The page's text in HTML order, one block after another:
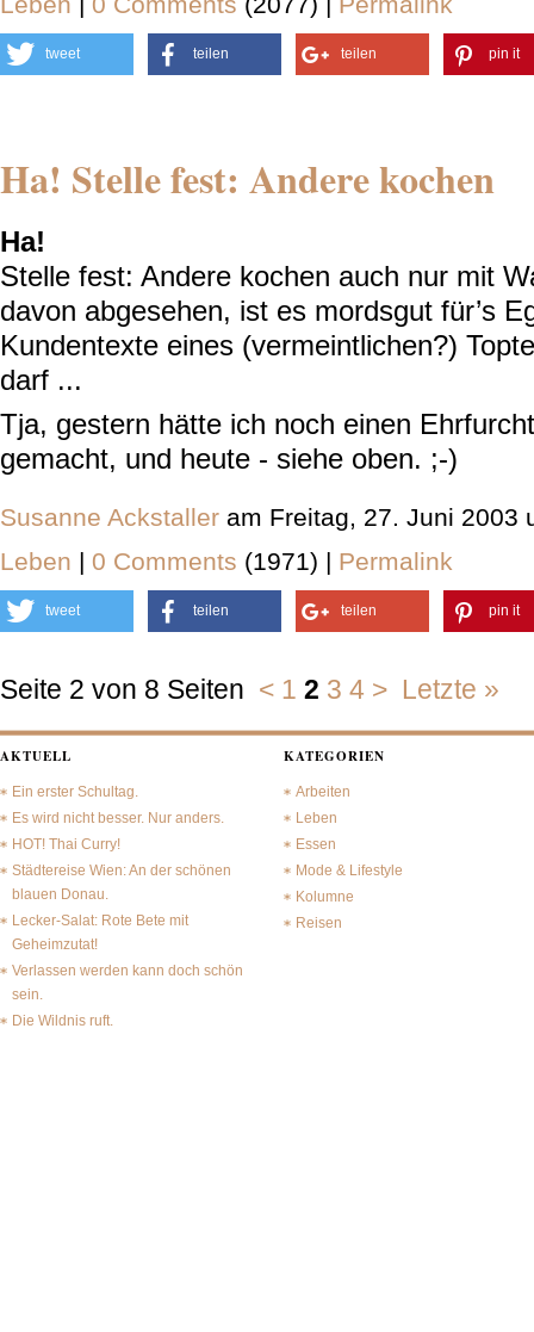
tweet teilen teilen pin it
Ha! Stelle fest: Andere kochen
Ha!
Stelle fest: Andere kochen auch nur mit
davon abgesehen, ist es mordsgut für’s
Kundentexte eines (vermeintlichen?)
darf ...
Tja, gestern hätte ich noch einen
gemacht, und heute - siehe oben. ;-)
Susanne Ackstaller am Freitag, 27. Juni 2003
Leben | 0 Comments (1971) | Permalink
tweet teilen teilen pin it
Seite 2 von 8 Seiten < 1 2 3 4 > Letzte »
AKTUELL
Ein erster Schultag.
Es wird nicht besser. Nur anders.
HOT! Thai Curry!
Städtereise Wien: An der schönen
blauen Donau.
Lecker-Salat: Rote Bete mit
Geheimzutat!
Verlassen werden kann doch schön
sein.
Die Wildnis ruft.
KATEGORIEN
Arbeiten
Leben
Essen
Mode & Lifestyle
Kolumne
Reisen